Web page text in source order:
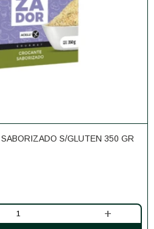
S/GLUTEN 350 GR
+